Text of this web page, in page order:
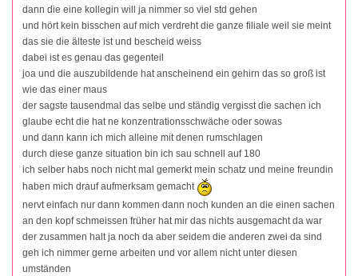
dann die eine kollegin will ja nimmer so viel std gehen
und hört kein bisschen auf mich verdreht die ganze filiale weil sie meint
das sie die älteste ist und bescheid weiss
dabei ist es genau das gegenteil
joa und die auszubildende hat anscheinend ein gehirn das so groß ist
wie das einer maus
der sagste tausendmal das selbe und ständig vergisst die sachen ich
glaube echt die hat ne konzentrationsschwäche oder sowas
und dann kann ich mich alleine mit denen rumschlagen
durch diese ganze situation bin ich sau schnell auf 180
ich selber habs noch nicht mal gemerkt mein schatz und meine freundin
haben mich drauf aufmerksam gemacht
nervt einfach nur dann kommen dann noch kunden an die einen sachen
an den kopf schmeissen früher hat mir das nichts ausgemacht da war
der zusammen halt ja noch da aber seidem die anderen zwei da sind
geh ich nimmer gerne arbeiten und vor allem nicht unter diesen
umständen